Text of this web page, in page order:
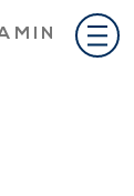
M I N